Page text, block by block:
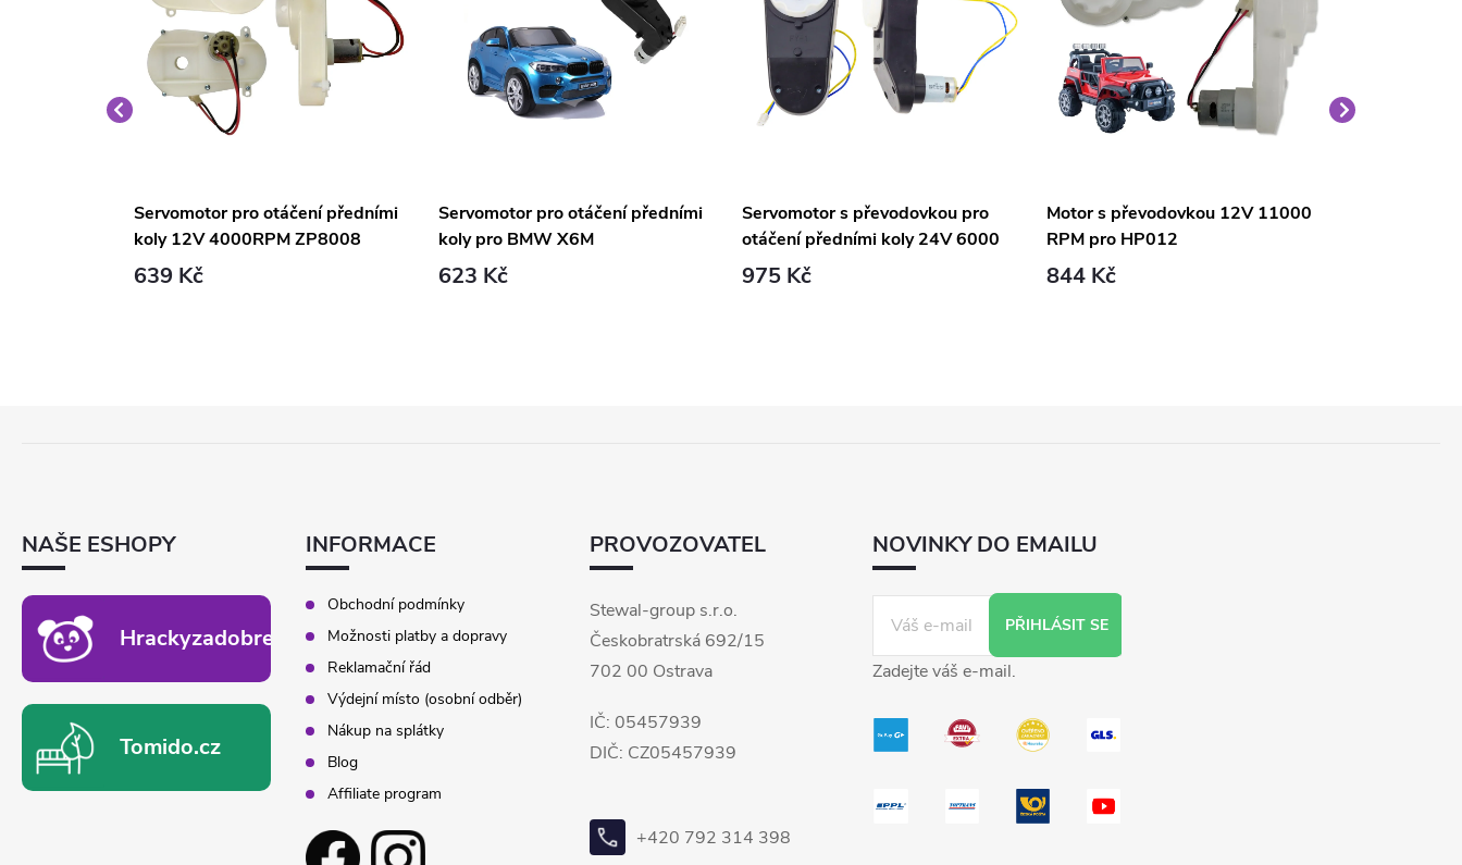
Servomotor pro otáčení předními
koly 12V 4000RPM ZP8008
ZP1005
639 Kč
Servomotor pro otáčení předními
koly pro BMW X6M
623 Kč
Servomotor s převodovkou pro
otáčení předními koly 24V 6000
RPM SX1928
975 Kč
Motor s převodovkou 12V 11000
RPM pro HP012
844 Kč
NAŠE ESHOPY
Hrackyzadobrekacky.cz
Tomido.cz
INFORMACE
Obchodní podmínky
Možnosti platby a dopravy
Reklamační řád
Výdejní místo (osobní odběr)
Nákup na splátky
Blog
Affiliate program
PROVOZOVATEL
Stewal-group s.r.o.
Českobratrská 692/15
702 00 Ostrava
IČ: 05457939
DIČ: CZ05457939
+420 792 314 398
NOVINKY DO EMAILU
PŘIHLÁSIT SE
Zadejte váš e-mail.